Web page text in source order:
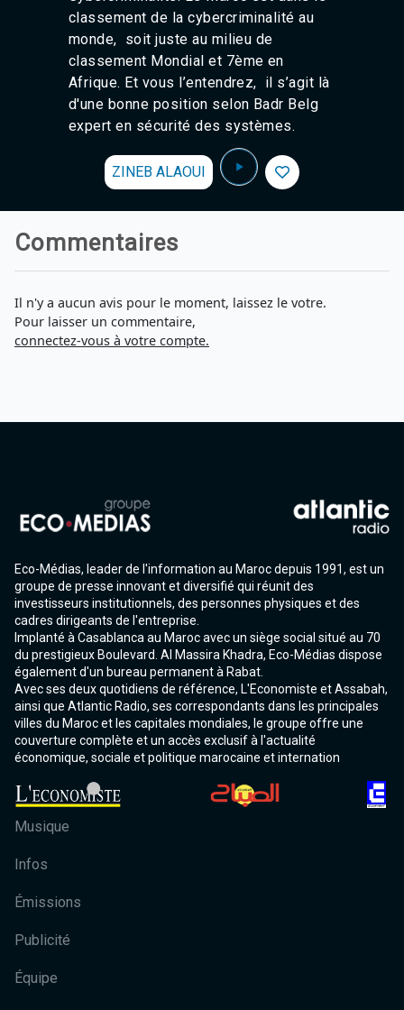
classement de la cybercriminalité au
monde, soit juste au milieu de
classement Mondial et 7ème en
Afrique. Et vous l’entendrez, il s’agit là
d'une bonne position selon Badr Belg
expert en sécurité des systèmes.
ZINEB ALAOUI
Commentaires
Il n'y a aucun avis pour le moment, laissez le votre.
Pour laisser un commentaire,
connectez-vous à votre compte.
Eco-Médias, leader de l'information au Maroc depuis 1991, est un
groupe de presse innovant et diversifié qui réunit des
investisseurs institutionnels, des personnes physiques et des
cadres dirigeants de l'entreprise.
Implanté à Casablanca au Maroc avec un siège social situé au 70
du prestigieux Boulevard. Al Massira Khadra, Eco-Médias dispose
également d'un bureau permanent à Rabat.
Avec ses deux quotidiens de référence, L'Economiste et Assabah,
ainsi que Atlantic Radio, ses correspondants dans les principales
villes du Maroc et les capitales mondiales, le groupe offre une
couverture complète et un accès exclusif à l'actualité
économique, sociale et politique marocaine et internation
Musique
Infos
Émissions
Publicité
Équipe